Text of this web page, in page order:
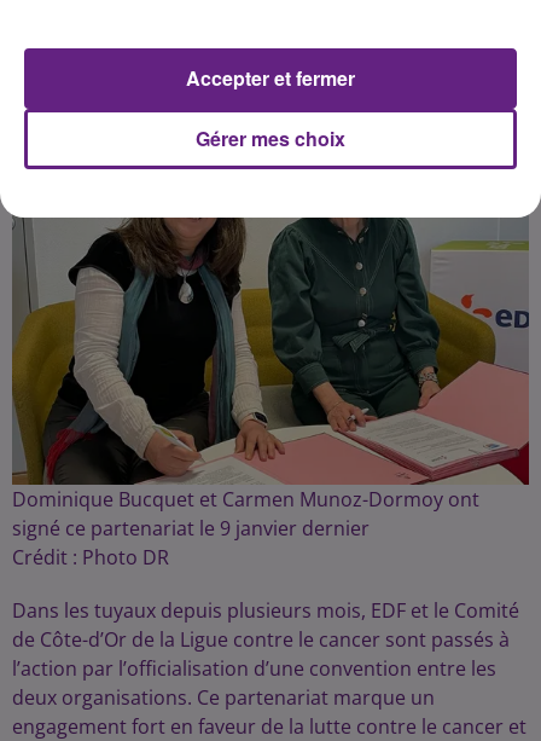
Dominique Bucquet et Carmen Munoz-Dormoy ont
signé ce partenariat le 9 janvier dernier
Crédit : Photo DR
Dans les tuyaux depuis plusieurs mois, EDF et le Comité
de Côte-d’Or de la Ligue contre le cancer sont passés à
l’action par l’officialisation d’une convention entre les
deux organisations. Ce partenariat marque un
engagement fort en faveur de la lutte contre le cancer et
Gérer mes choix
Accepter et fermer